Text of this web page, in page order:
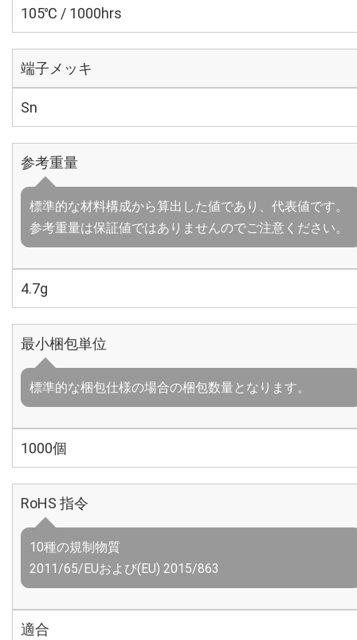
105℃ / 1000hrs
端子メッキ
Sn
参考重量
標準的な材料構成から算出した値であり、代表値です。
参考重量は保証値ではありませんのでご注意ください。
4.7g
最小梱包単位
標準的な梱包仕様の場合の梱包数量となります。
1000個
RoHS 指令
10種の規制物質
2011/65/EUおよび(EU) 2015/863
適合